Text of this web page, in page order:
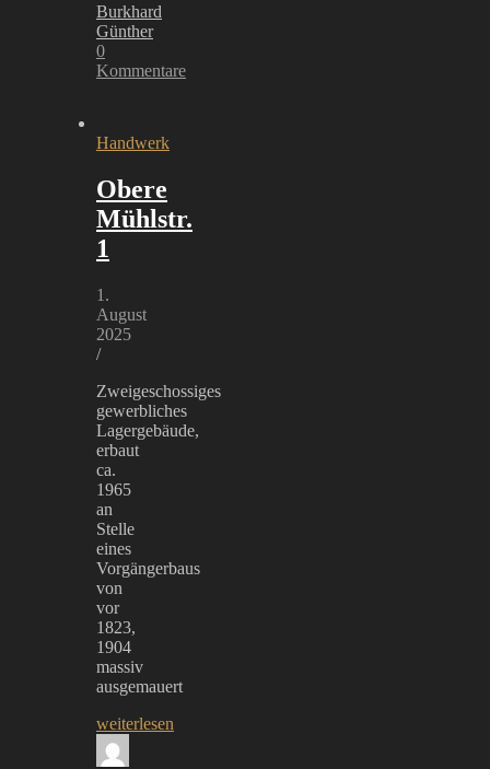
Burkhard
Günther
0
Kommentare
Handwerk
Obere
Mühlstr.
1
1.
August
2025
/
Zweigeschossiges
gewerbliches
Lagergebäude,
erbaut
ca.
1965
an
Stelle
eines
Vorgängerbaus
von
vor
1823,
1904
massiv
ausgemauert
weiterlesen